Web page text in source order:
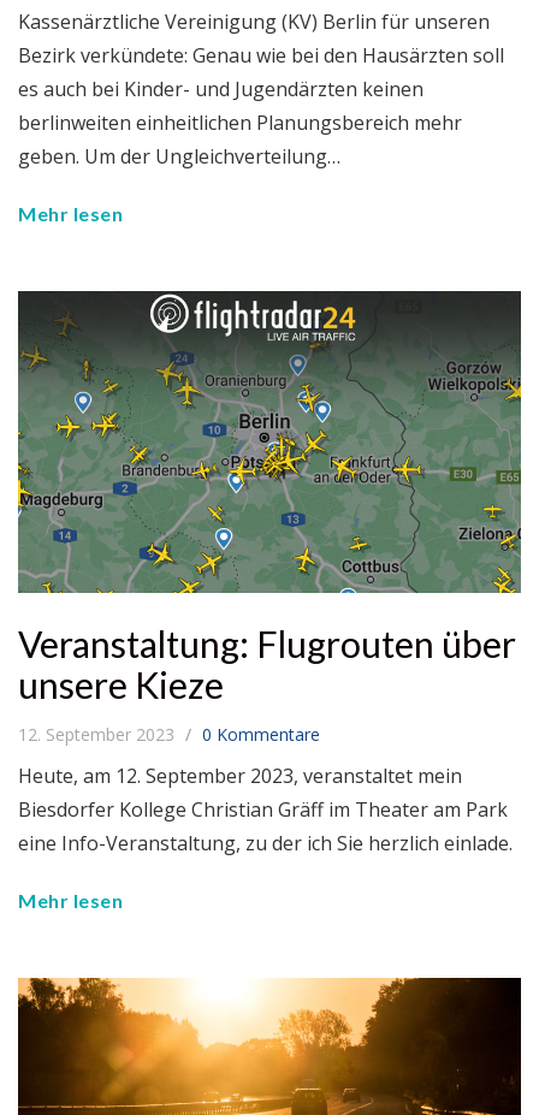
Kassenärztliche Vereinigung (KV) Berlin für unseren
Bezirk verkündete: Genau wie bei den Hausärzten soll
es auch bei Kinder- und Jugendärzten keinen
berlinweiten einheitlichen Planungsbereich mehr
geben. Um der Ungleichverteilung…
Mehr lesen
Veranstaltung: Flugrouten über
unsere Kieze
12. September 2023 0 Kommentare
Heute, am 12. September 2023, veranstaltet mein
Biesdorfer Kollege Christian Gräff im Theater am Park
eine Info-Veranstaltung, zu der ich Sie herzlich einlade.
Mehr lesen